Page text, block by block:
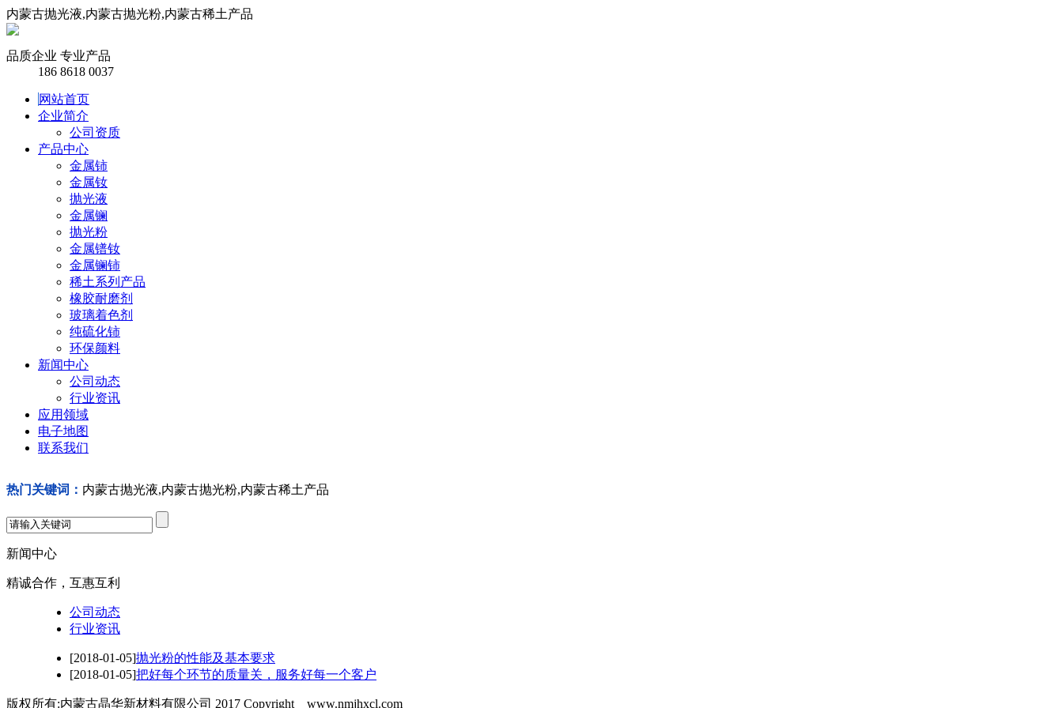
内蒙古抛光液,内蒙古抛光粉,内蒙古稀土产品
品质企业 专业产品
186 8618 0037
网站首页
企业简介
公司资质
产品中心
金属铈
金属钕
抛光液
金属镧
抛光粉
金属镨钕
金属镧铈
稀土系列产品
橡胶耐磨剂
玻璃着色剂
纯硫化铈
环保颜料
新闻中心
公司动态
行业资讯
应用领域
电子地图
联系我们
热门关键词： 内蒙古抛光液,内蒙古抛光粉,内蒙古稀土产品
新闻中心
精诚合作，互惠互利
公司动态
行业资讯
[2018-01-05]抛光粉的性能及基本要求
[2018-01-05]把好每个环节的质量关，服务好每一个客户
版权所有:内蒙古晶华新材料有限公司 2017 Copyright www.nmjhxcl.com